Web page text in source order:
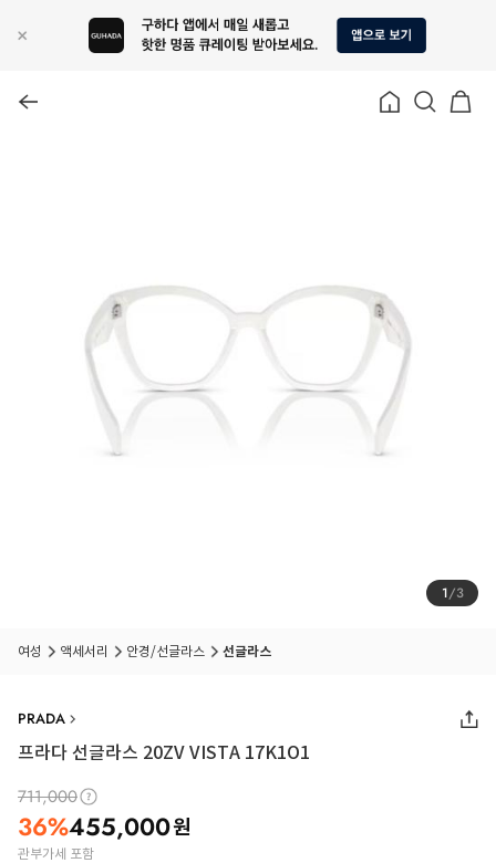
1/3
여성 액세서리 안경/선글라스 선글라스
PRADA
프라다 선글라스 20ZV VISTA 17K1O1
711,000
36%455,000원
관부가세 포함